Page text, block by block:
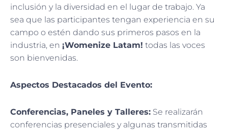
inclusión y la diversidad en el lugar de trabajo. Ya
sea que las participantes tengan experiencia en su
campo o estén dando sus primeros pasos en la
industria, en ¡Womenize Latam! todas las voces
son bienvenidas.
Aspectos Destacados del Evento:
Conferencias, Paneles y Talleres: Se realizarán
conferencias presenciales y algunas transmitidas